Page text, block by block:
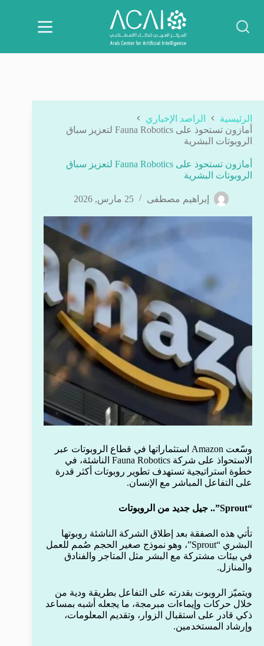
المحتوى
الرئيسية
الراصد الإخباري
أمازون تستحوذ على Fauna Robotics لتعزيز سباق
الروبوتات البشرية
أمازون تستحوذ على Fauna Robotics لتعزيز سباق
الروبوتات البشرية
إبراهيم مصطفى 25 مارس, 2026
وسّعت Amazon استثماراتها في قطاع الروبوتات عبر
الاستحواذ على شركة Fauna Robotics الناشئة، في
خطوة استراتيجية تستهدف تطوير روبوتات أكثر قدرة
على التفاعل المباشر مع الإنسان.
“Sprout”.. جيل جديد من الروبوتات
تأتي هذه الصفقة بعد إطلاق الشركة الناشئة روبوتها
البشري “Sprout”، وهو نموذج صغير الحجم صُمم للعمل
في بيئات مشتركة مع البشر مثل المتاجر والفنادق
والمنازل.
ويتميّز الروبوت بقدرته على التفاعل بطريقة ودية من
خلال حركات وإيماءات مبرمجة، ما يجعله أشبه بمساعد
ذكي قادر على استقبال الزوار، وتقديم المعلومات،
وإرشاد المستخدمين.